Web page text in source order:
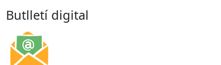
Butlletí digital